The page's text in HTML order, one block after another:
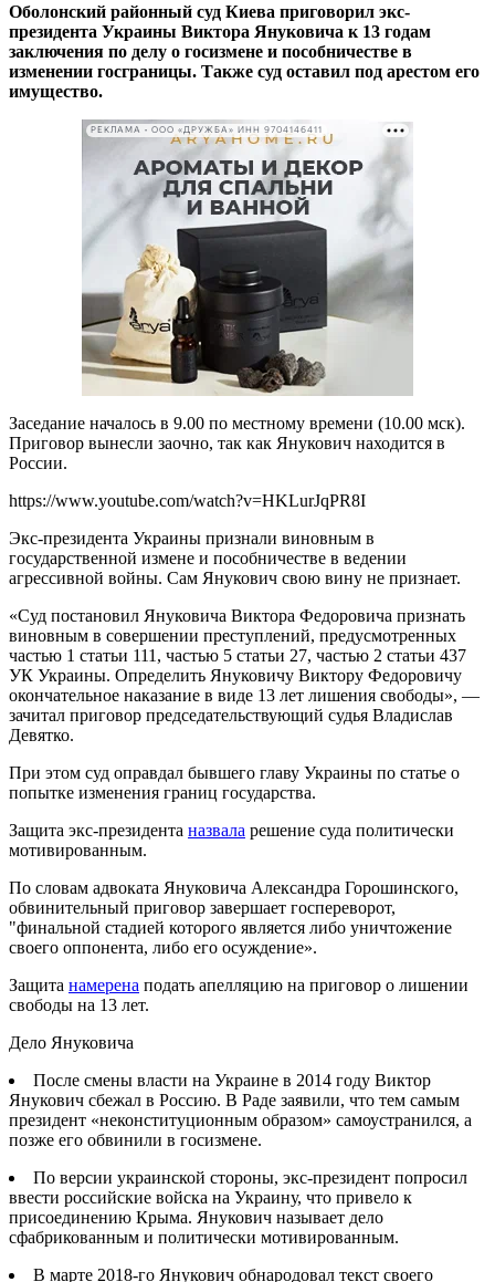
Оболонский районный суд Киева приговорил экс-
президента Украины Виктора Януковича к 13 годам
заключения по делу о госизмене и пособничестве в
изменении госграницы. Также суд оставил под арестом его
имущество.
РЕКЛАМА • ООО «ДРУЖБА» ИНН 9704146411
Заседание началось в 9.00 по местному времени (10.00 мск).
Приговор вынесли заочно, так как Янукович находится в
России.
https://www.youtube.com/watch?v=HKLurJqPR8I
Экс-президента Украины признали виновным в
государственной измене и пособничестве в ведении
агрессивной войны. Сам Янукович свою вину не признает.
«Суд постановил Януковича Виктора Федоровича признать
виновным в совершении преступлений, предусмотренных
частью 1 статьи 111, частью 5 статьи 27, частью 2 статьи 437
УК Украины. Определить Януковичу Виктору Федоровичу
окончательное наказание в виде 13 лет лишения свободы», —
зачитал приговор председательствующий судья Владислав
Девятко.
При этом суд оправдал бывшего главу Украины по статье о
попытке изменения границ государства.
Защита экс-президента назвала решение суда политически
мотивированным.
По словам адвоката Януковича Александра Горошинского,
обвинительный приговор завершает госпереворот,
"финальной стадией которого является либо уничтожение
своего оппонента, либо его осуждение».
Защита намерена подать апелляцию на приговор о лишении
свободы на 13 лет.
Дело Януковича
После смены власти на Украине в 2014 году Виктор
Янукович сбежал в Россию. В Раде заявили, что тем самым
президент «неконституционным образом» самоустранился, а
позже его обвинили в госизмене.
По версии украинской стороны, экс-президент попросил
ввести российские войска на Украину, что привело к
присоединению Крыма. Янукович называет дело
сфабрикованным и политически мотивированным.
В марте 2018-го Янукович обнародовал текст своего